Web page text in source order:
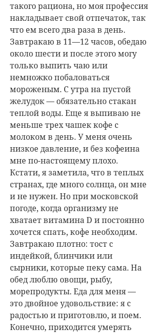
такого рациона, но моя профессия
накладывает свой отпечаток, так
что ем всего два раза в день.
Завтракаю в 11—12 часов, обедаю
около шести и после этого могу
только выпить чаю или
немножко побаловаться
мороженым. С утра на пустой
желудок — обязательно стакан
теплой воды. Еще я выпиваю не
меньше трех чашек кофе с
молоком в день. У меня очень
низкое давление, и без кофеина
мне по-настоящему плохо.
Кстати, я заметила, что в теплых
странах, где много солнца, он мне
и не нужен. Но при московской
погоде, когда организму не
хватает витамина D и постоянно
хочется спать, кофе необходим.
Завтракаю плотно: тост с
индейкой, блинчики или
сырники, которые пеку сама. На
обед люблю овощи, рыбу,
морепродукты. Еда для меня —
это двойное удовольствие: я с
радостью и приготовлю, и поем.
Конечно, приходится умерять